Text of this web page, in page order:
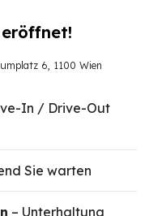
6, 1100 Wien
In / Drive-Out
Sie warten
– Unterhaltung